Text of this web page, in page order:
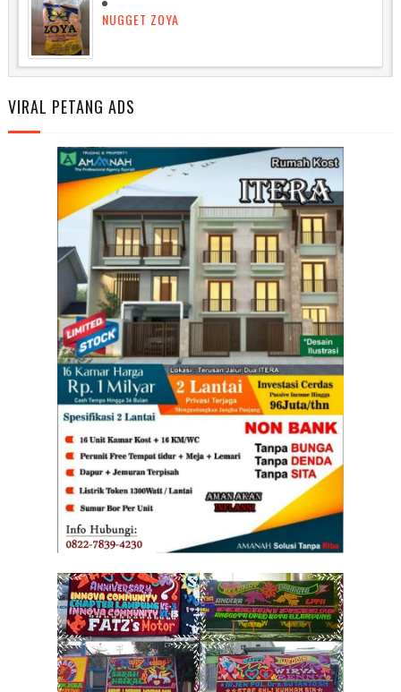
NUGGET ZOYA
VIRAL PETANG ADS